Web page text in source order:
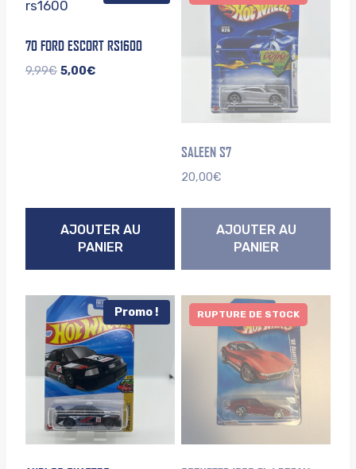
70 FORD ESCORT RS1600
9,99€ Le
5,00€Le
AJOUTER AU
PANIER
SALEEN S7
20,00€
AJOUTER AU
PANIER
Promo ! RUPTURE DE STOCK